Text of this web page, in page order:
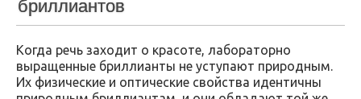
бриллиантов
Когда речь заходит о красоте, лабораторно
выращенные бриллианты не уступают природным.
Их физические и оптические свойства идентичны